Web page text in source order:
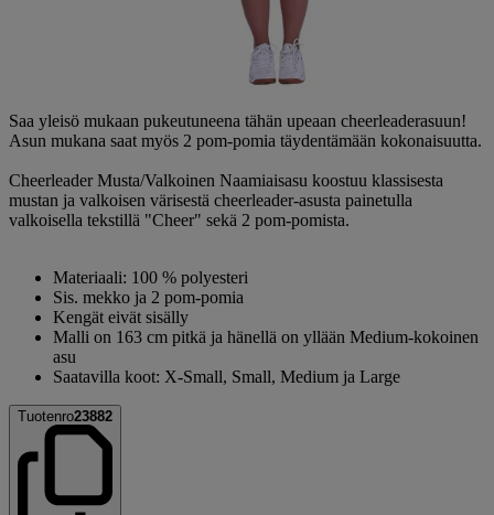
Saa yleisö mukaan pukeutuneena tähän upeaan cheerleaderasuun!
Asun mukana saat myös 2 pom-pomia täydentämään kokonaisuutta.
Cheerleader Musta/Valkoinen Naamiaisasu koostuu klassisesta
mustan ja valkoisen värisestä cheerleader-asusta painetulla
valkoisella tekstillä "Cheer" sekä 2 pom-pomista.
Materiaali: 100 % polyesteri
Sis. mekko ja 2 pom-pomia
Kengät eivät sisälly
Malli on 163 cm pitkä ja hänellä on yllään Medium-kokoinen
asu
Saatavilla koot: X-Small, Small, Medium ja Large
Tuotenro23882